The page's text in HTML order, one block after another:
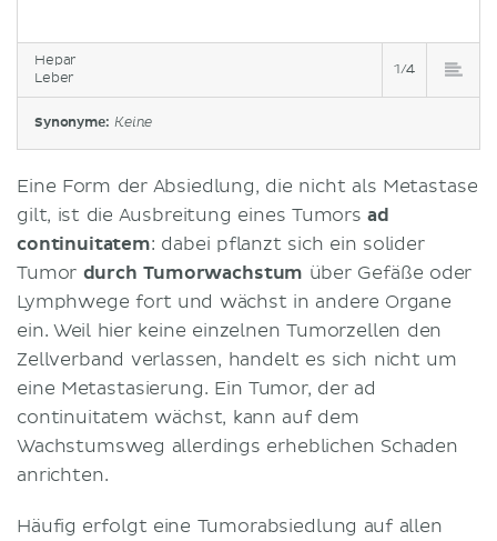
Hepar
Leber
1/4
Synonyme: Keine
Eine Form der Absiedlung, die nicht als Metastase
gilt, ist die Ausbreitung eines Tumorsad
continuitatem: dabei pflanzt sich ein solider
Tumor durch Tumorwachstum über Gefäße oder
Lymphwege fort und wächst in andere Organe
ein. Weil hier keine einzelnen Tumorzellen den
Zellverband verlassen, handelt es sich nicht um
eine Metastasierung. Ein Tumor, der ad
continuitatem wächst, kann auf dem
Wachstumsweg allerdings erheblichen Schaden
anrichten.
Häufig erfolgt eine Tumorabsiedlung auf allen